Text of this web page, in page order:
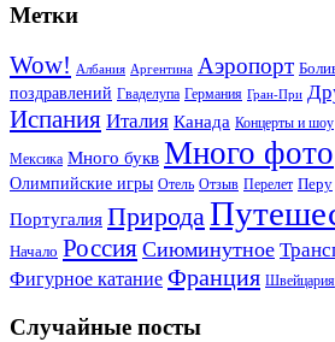
Метки
Wow! Албания Аргентина Аэропорт
поздравлений Гваделупа Германия Гран-При
Испания Италия Канада Концерты и шоу
Мексика Много букв Много фото
Олимпийские игры Отель Отзыв Перелет Перу
Португалия Природа
Начало Россия Сиюминутное
Фигурное катание Франция Швейцария
Случайные посты